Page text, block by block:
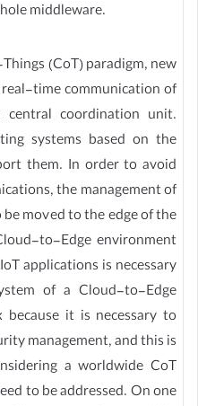
middleware.
(CoT) paradigm, new
real-time communication of
coordination unit.
systems based on the
them. In order to avoid
the management of
moved to the edge of the
to-Edge environment
applications is necessary
of a Cloud-to-Edge
it is necessary to
management, and this is
a worldwide CoT
to be addressed. On one